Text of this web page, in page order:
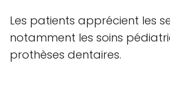
Les patients apprécient les
notamment les soins
prothèses dentaires.